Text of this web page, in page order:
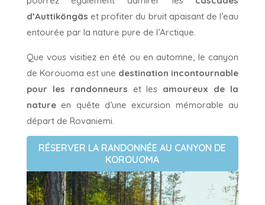
d’Auttiköngäs et profiter du bruit apaisant de l’eau
entourée par la nature pure de l’Arctique.
Que vous visitiez en été ou en automne, le canyon
de Korouoma est une destination incontournable
pour les randonneurs et les amoureux de la
natureen quête d’une excursion mémorable au
départ de Rovaniemi.
RÉSERVER LA RANDONNÉE AU CANYON DE
KOROUOMA